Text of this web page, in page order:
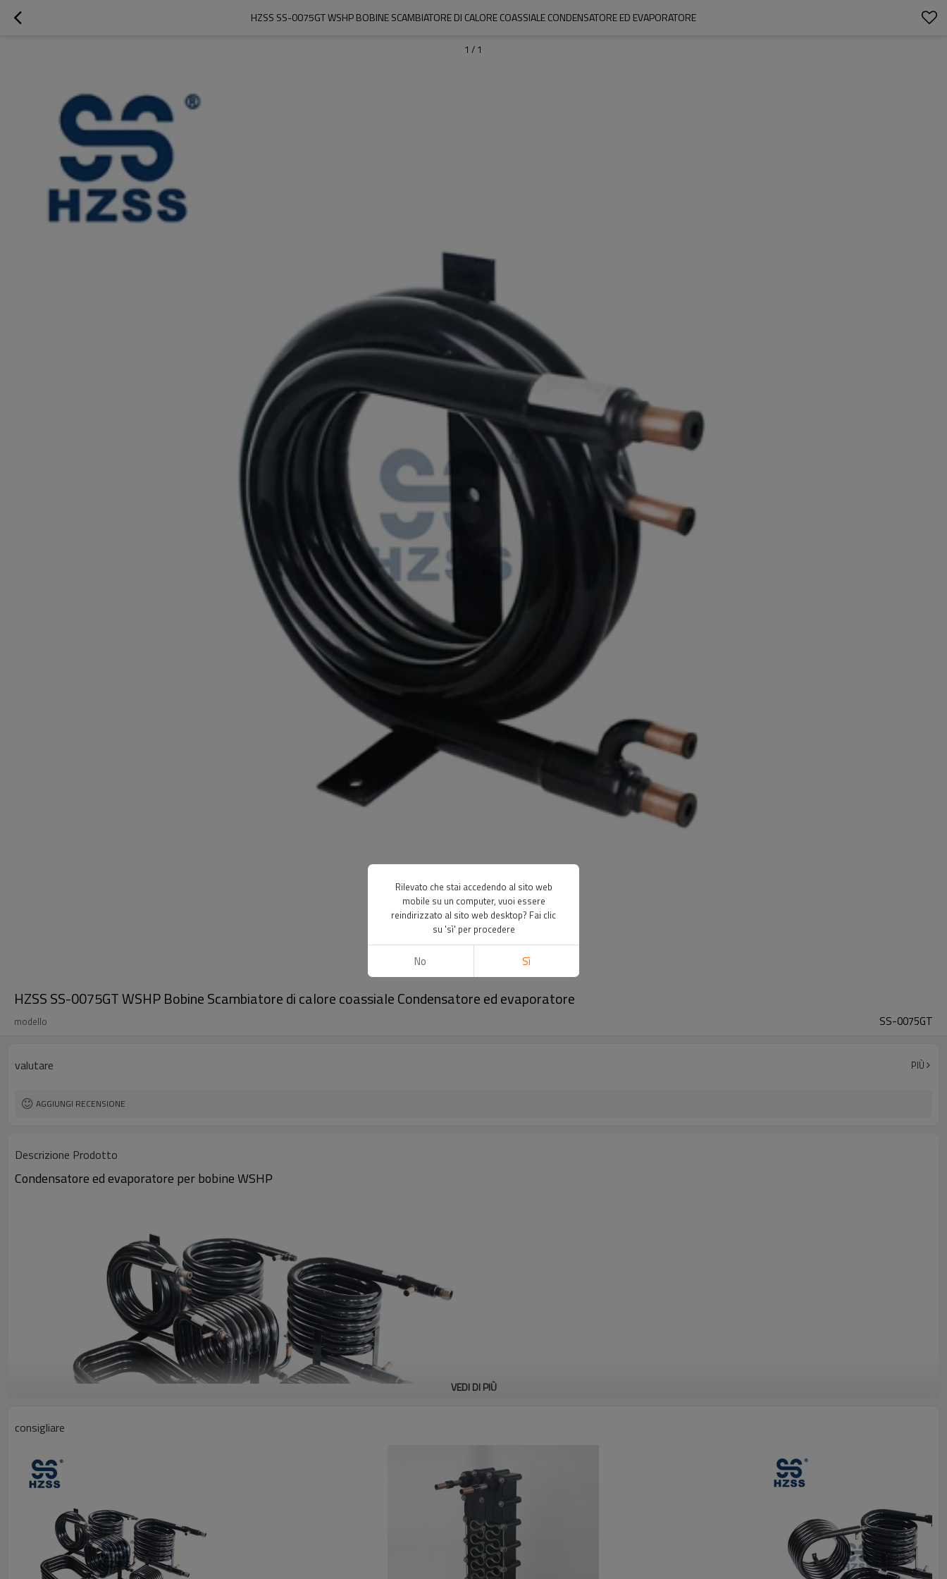
HZSS SS-0075GT WSHP BOBINE SCAMBIATORE DI CALORE COASSIALE CONDENSATORE ED EVAPORATORE
1 / 1
HZSS SS-0075GT WSHP Bobine Scambiatore di calore coassiale Condensatore ed evaporatore
modello SS-0075GT
valutare PIÙ
AGGIUNGI RECENSIONE
Descrizione Prodotto
Condensatore ed evaporatore per bobine WSHP
Profilo del prodotto
Le bobine WSHP di HZSS sono realizzate appositamente per la pompa di calore ad acqua come evaporatore e condensatore, con forma flessibile, compatto e ad alta efficienza.
caratteristiche del prodotto
1. Flusso dell'acqua nella camera d'aria e flusso di refrigerante nell'intervallo tra la bobina interna e quella esterna, per aumentare l'intensità della turbolenza e il coefficiente di trasferimento del
calore.
VEDI DI PIÙ
consigliare
Rilevato che stai accedendo al sito web
mobile su un computer, vuoi essere
reindirizzato al sito web desktop? Fai clic
su 'sì' per procedere
No Sì